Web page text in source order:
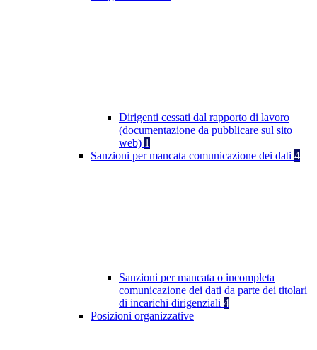
Dirigenti cessati dal rapporto di lavoro
(documentazione da pubblicare sul sito
web) 1
Sanzioni per mancata comunicazione dei dati 4
Sanzioni per mancata o incompleta
comunicazione dei dati da parte dei titolari
di incarichi dirigenziali 4
Posizioni organizzative